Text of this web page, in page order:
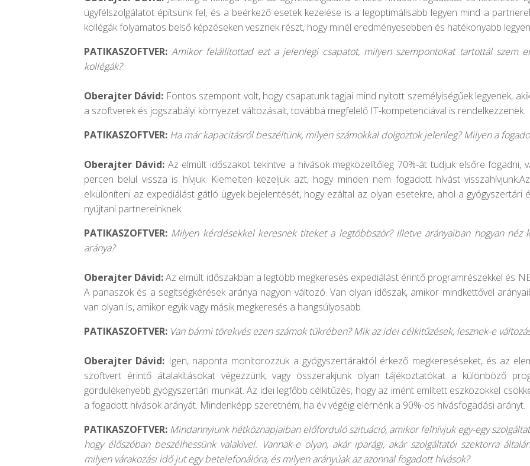
ügyfélszolgálatot építsünk fel, és a beérkező esetek kezelése is a legoptimálisabb legyen mind a
kollégák folyamatos belső képzéseken vesznek részt, hogy minél eredményesebben és hatékonyabb
PATIKASZOFTVER:Amikor felállítottad ezt a jelenlegi csapatot, milyen szempontokat tartottál szem
kollégák?
Oberajter Dávid: Fontos szempont volt, hogy csapatunk tagjai mind nyitott személyiségűek legyenek,
a szoftverek és jogszabályi környezet változásait, továbbá megfelelő IT-kompetenciával is rendelkezzenek.
PATIKASZOFTVER: Ha már kapacitásról beszéltünk, milyen számokkal dolgoztok jelenleg? Milyen a
Oberajter Dávid: Az elmúlt időszakot tekintve a hívások megközelítőleg 70%-át tudjuk elsőre
percen belül vissza is hívjuk. Kiemelten kezeljük azt, hogy minden nem fogadott hívást
elkülöníteni az expediálást gátló ügyek bejelentését, hogy ezáltal az olyan esetekre, ahol a gyógyszertári
nyújtani partnereinknek.
PATIKASZOFTVER: Milyen kérdésekkel keresnek titeket a legtöbbször? Illetve arányaiban hogyan néz
aránya?
Oberajter Dávid:Az elmúlt időszakban a legtöbb megkeresés expediálást érintő programrészekkel és
A panaszok és a segítségkérések aránya nagyon változó. Van olyan időszak, amikor mindkettővel
van olyan is, amikor egyik vagy másik megkeresés a hangsúlyosabb.
PATIKASZOFTVER: Van bármi törekvés ezen számok tükrében? Mik az idei célkitűzések, lesznek-e
Oberajter Dávid: Igen, naponta monitorozzuk a gyógyszertáraktól érkező megkereséseket, és az
szoftvert érintő átalakításokat végezzünk, vagy összerakjunk olyan tájékoztatókat a különböző
gördülékenyebb gyógyszertári munkát. Az idei legfőbb célkitűzés, hogy az imént említett eszközökkel
a fogadott hívások arányát. Mindenképp szeretném, ha év végéig elérnénk a 90%-os hívásfogadási arányt.
PATIKASZOFTVER: Mindannyiunk hétköznapjaiban előforduló szituáció, amikor felhívjuk egy-egy
hogy élőszóban beszélhessünk valakivel. Vannak-e olyan, akár iparági, akár szolgáltatói szektorra
milyen várakozási idő jut egy betelefonálóra, és milyen arányúak az azonnal fogadott hívások?